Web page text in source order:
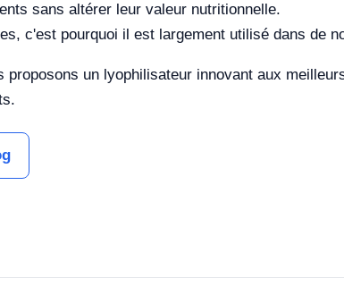
sans altérer leur valeur nutritionnelle.
c'est pourquoi il est largement utilisé dans de
proposons un lyophilisateur innovant aux